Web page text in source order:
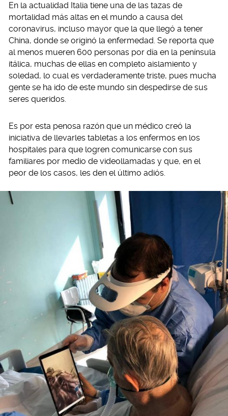
En la actualidad Italia tiene una de las tazas de
mortalidad más altas en el mundo a causa del
coronavirus, incluso mayor que la que llegó a tener
China, donde se originó la enfermedad. Se reporta que
al menos mueren 600 personas por día en la península
itálica, muchas de ellas en completo aislamiento y
soledad, lo cual es verdaderamente triste, pues mucha
gente se ha ido de este mundo sin despedirse de sus
seres queridos.
Es por esta penosa razón que un médico creó la
iniciativa de llevarles tabletas a los enfermos en los
hospitales para que logren comunicarse con sus
familiares por medio de videollamadas y que, en el
peor de los casos, les den el último adiós.